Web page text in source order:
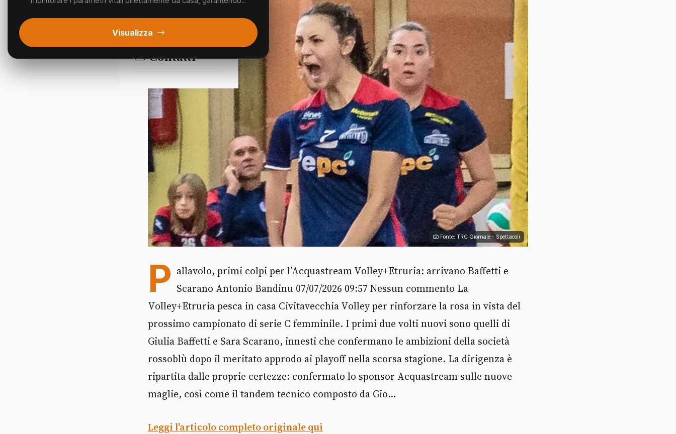
Segnalazioni
Contatti
Fonte: TRC Giornale - Spettacoli
P allavolo, primi colpi per l’Acquastream Volley+Etruria: arrivano Baffetti e
Scarano Antonio Bandinu 07/07/2026 09:57 Nessun commento La
Volley+Etruria pesca in casa Civitavecchia Volley per rinforzare la rosa in vista del
prossimo campionato di serie C femminile. I primi due volti nuovi sono quelli di
Giulia Baffetti e Sara Scarano, innesti che confermano le ambizioni della società
rossoblù dopo il meritato approdo ai playoff nella scorsa stagione. La dirigenza è
ripartita dalle proprie certezze: confermato lo sponsor Acquastream sulle nuove
maglie, così come il tandem tecnico composto da Gio...
Leggi l'articolo completo originale qui
Visualizza